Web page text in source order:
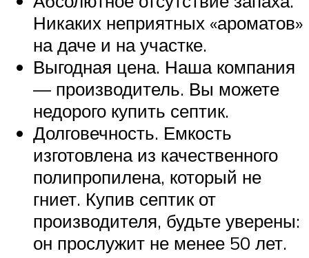
Никаких неприятных «ароматов»
на даче и на участке.
Выгодная цена. Наша компания
— производитель. Вы можете
недорого купить септик.
Долговечность. Емкость
изготовлена из качественного
полипропилена, который не
гниет. Купив септик от
производителя, будьте уверены:
он прослужит не менее 50 лет.